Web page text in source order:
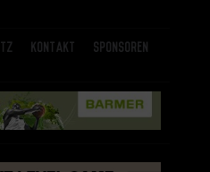
Kontakt Sponsoren